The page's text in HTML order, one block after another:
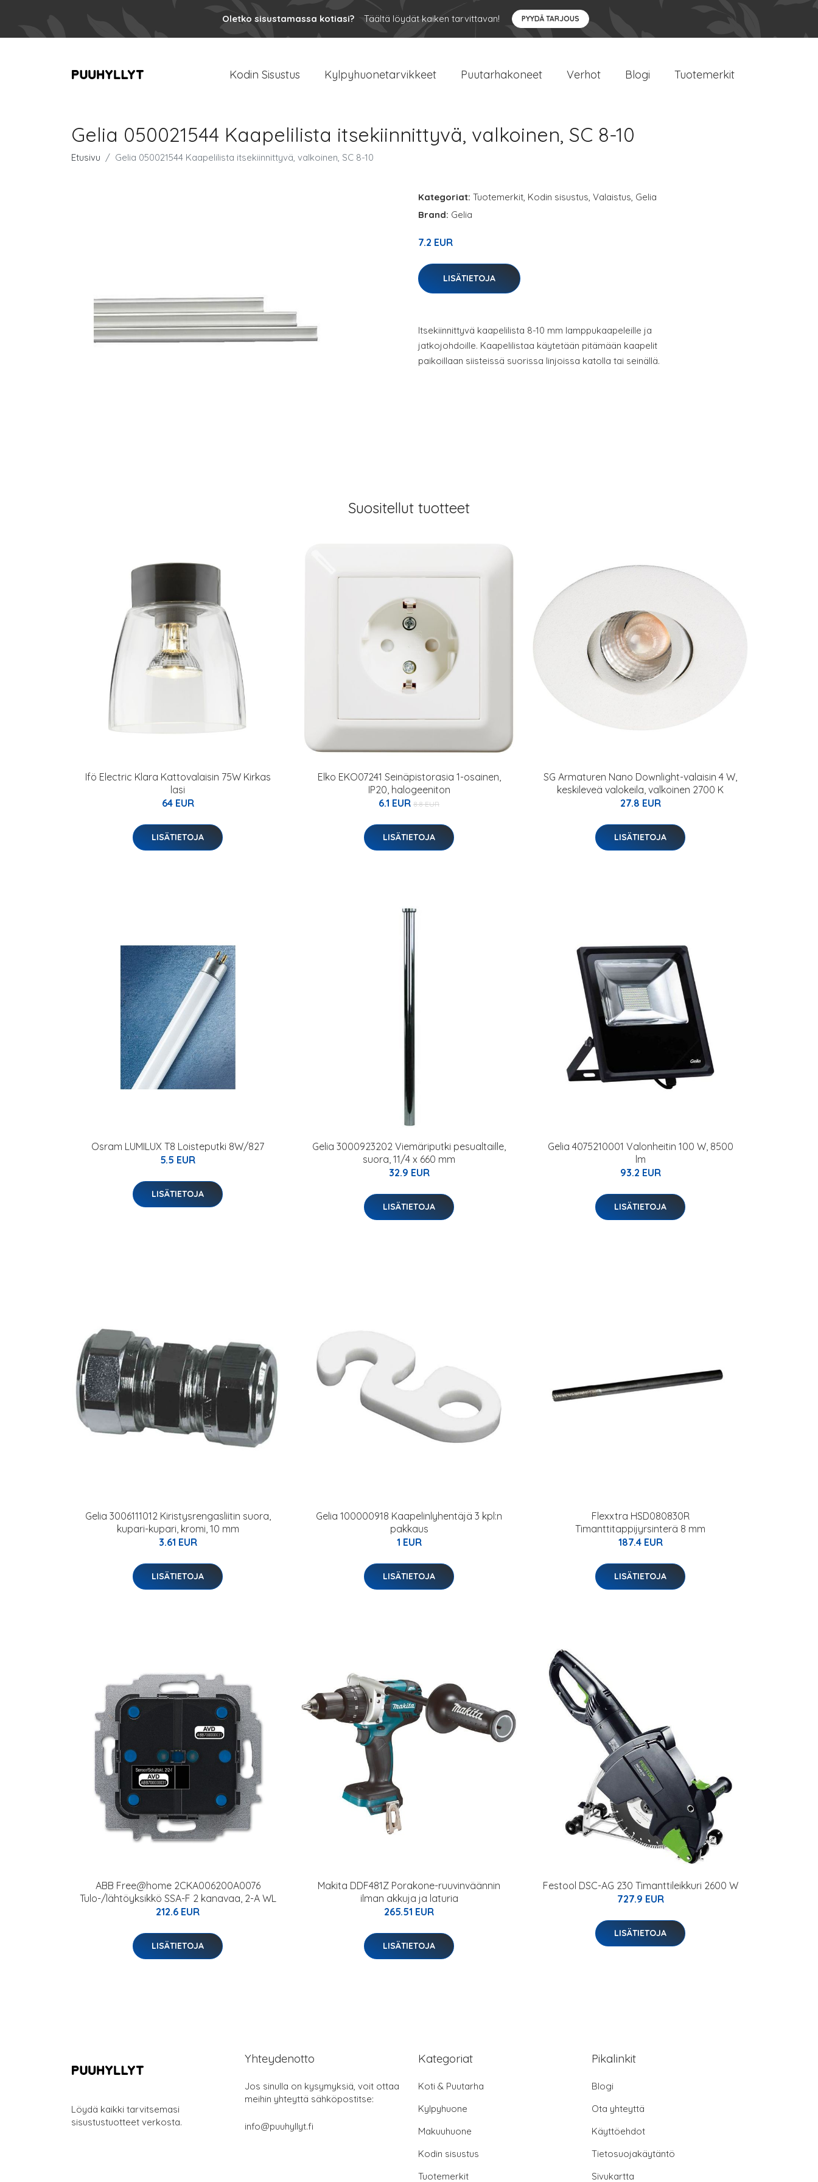
Oletko sisustamassa kotiasi? Täältä löydät kaiken tarvittavan! PYYDÄ TARJOUS
Kodin Sisustus Kylpyhuonetarvikkeet Puutarhakoneet Verhot Blogi Tuotemerkit
Gelia 050021544 Kaapelilista itsekiinnittyvä, valkoinen, SC 8-10
Etusivu Gelia 050021544 Kaapelilista itsekiinnittyvä, valkoinen, SC 8-10
Kategoriat: Tuotemerkit, Kodin sisustus, Valaistus, Gelia
Brand: Gelia
7.2 EUR
LISÄTIETOJA
Itsekiinnittyvä kaapelilista 8-10 mm lamppukaapeleille ja
jatkojohdoille. Kaapelilistaa käytetään pitämään kaapelit
paikoillaan siisteissä suorissa linjoissa katolla tai seinällä.
Suositellut tuotteet
Ifö Electric Klara Kattovalaisin 75W Kirkas
lasi
64 EUR
LISÄTIETOJA
Elko EKO07241 Seinäpistorasia 1-osainen,
IP20, halogeeniton
6.1 EUR 8.8 EUR
LISÄTIETOJA
SG Armaturen Nano Downlight-valaisin 4 W,
keskileveä valokeila, valkoinen 2700 K
27.8 EUR
LISÄTIETOJA
Osram LUMILUX T8 Loisteputki 8W/827
5.5 EUR
LISÄTIETOJA
Gelia 3000923202 Viemäriputki pesualtaille,
suora, 11/4 x 660 mm
32.9 EUR
LISÄTIETOJA
Gelia 4075210001 Valonheitin 100 W, 8500
lm
93.2 EUR
LISÄTIETOJA
Gelia 3006111012 Kiristysrengasliitin suora,
kupari-kupari, kromi, 10 mm
3.61 EUR
LISÄTIETOJA
Gelia 100000918 Kaapelinlyhentäjä 3 kpl:n
pakkaus
1 EUR
LISÄTIETOJA
Flexxtra HSD080830R
Timanttitappijyrsinterä 8 mm
187.4 EUR
LISÄTIETOJA
ABB Free@home 2CKA006200A0076
Tulo-/lähtöyksikkö SSA-F 2 kanavaa, 2-A WL
212.6 EUR
LISÄTIETOJA
Makita DDF481Z Porakone-ruuvinväännin
ilman akkuja ja laturia
265.51 EUR
LISÄTIETOJA
Festool DSC-AG 230 Timanttileikkuri 2600 W
727.9 EUR
LISÄTIETOJA
Löydä kaikki tarvitsemasi
sisustustuotteet verkosta.
Yhteydenotto
Jos sinulla on kysymyksiä, voit ottaa
meihin yhteyttä sähköpostitse:
info@puuhyllyt.fi
Kategoriat
Koti & Puutarha
Kylpyhuone
Makuuhuone
Kodin sisustus
Tuotemerkit
Pikalinkit
Blogi
Ota yhteyttä
Käyttöehdot
Tietosuojakäytäntö
Sivukartta